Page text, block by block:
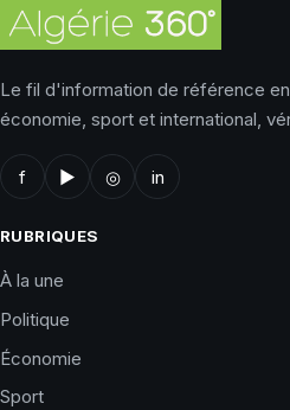
Le fil d'information de référence
économie, sport et international,
f ▶ ◎ in
RUBRIQUES
À la une
Politique
Économie
Sport